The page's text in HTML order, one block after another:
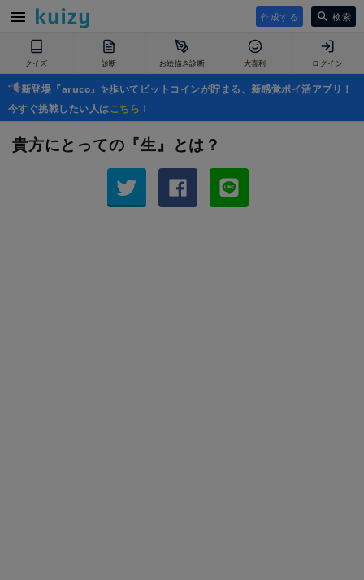
作成する 検索
クイズ 診断 お絵描き診断 大喜利 ログイン
新登場『aruco』✨歩いてビットコインが貯まる、新感覚ポイ活アプリ！
今すぐ挑戦したい人はこちら ！
貴方にとっての『生』とは？